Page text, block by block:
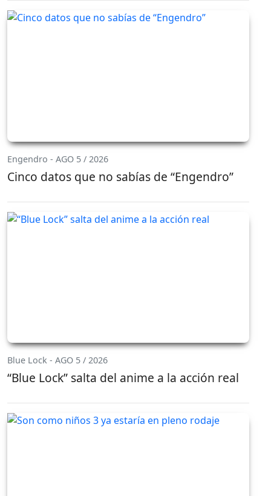
Engendro - AGO 5 / 2026
Cinco datos que no sabías de “Engendro”
Blue Lock - AGO 5 / 2026
“Blue Lock” salta del anime a la acción real